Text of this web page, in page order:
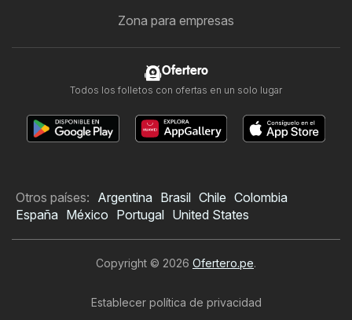
Zona para empresas
Ofertero
Todos los folletos con ofertas en un solo lugar
Otros países: Argentina Brasil Chile Colombia
España México Portugal United States
Copyright © 2026 Ofertero.pe.
Establecer política de privacidad